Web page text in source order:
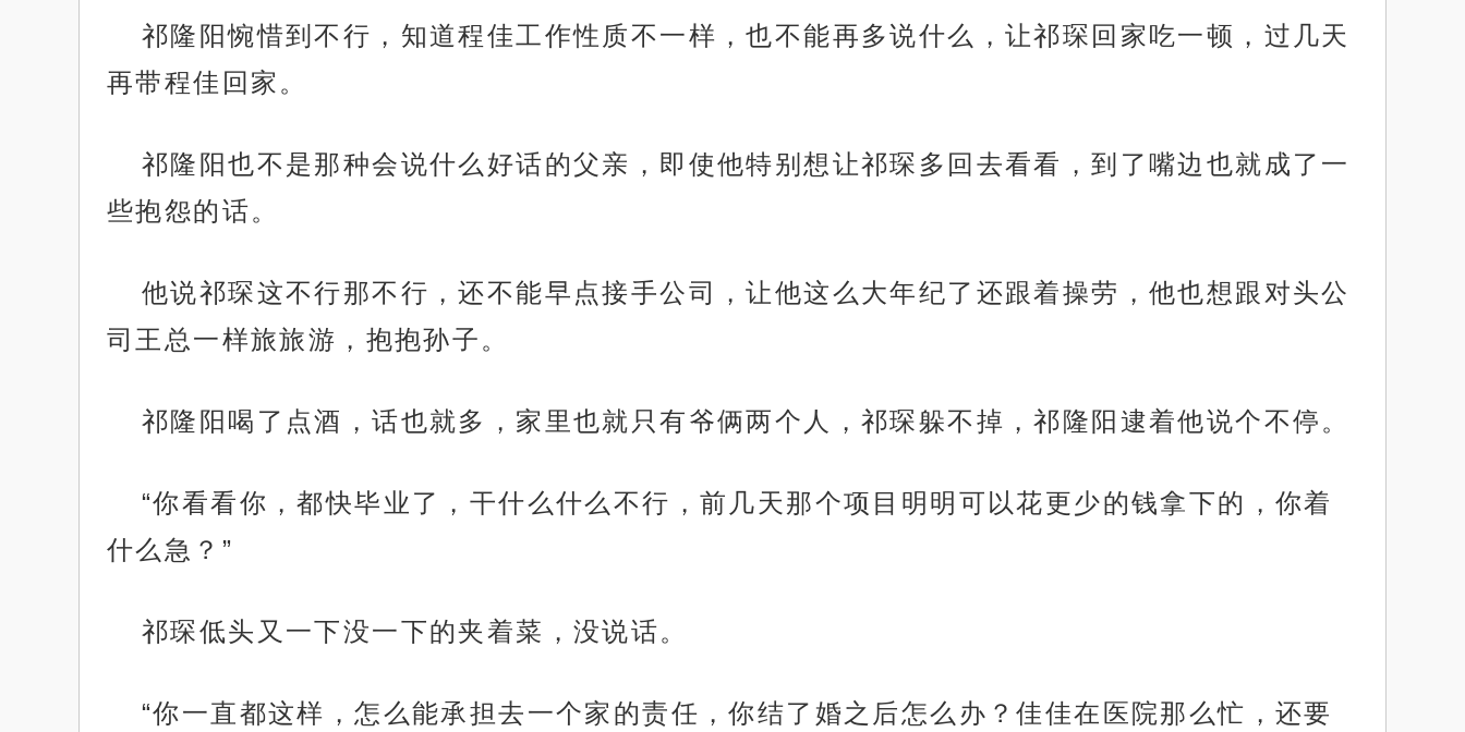
祁隆阳惋惜到不行，知道程佳工作性质不一样，也不能再多说什么，让祁琛回家吃一顿，过几天
再带程佳回家。
祁隆阳也不是那种会说什么好话的父亲，即使他特别想让祁琛多回去看看，到了嘴边也就成了一
些抱怨的话。
他说祁琛这不行那不行，还不能早点接手公司，让他这么大年纪了还跟着操劳，他也想跟对头公
司王总一样旅旅游，抱抱孙子。
祁隆阳喝了点酒，话也就多，家里也就只有爷俩两个人，祁琛躲不掉，祁隆阳逮着他说个不停。
“你看看你，都快毕业了，干什么什么不行，前几天那个项目明明可以花更少的钱拿下的，你着
什么急？”
祁琛低头又一下没一下的夹着菜，没说话。
“你一直都这样，怎么能承担去一个家的责任，你结了婚之后怎么办？佳佳在医院那么忙，还要